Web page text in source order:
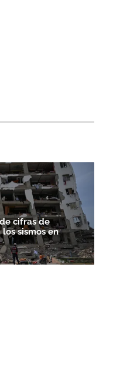
cifras de
sismos en